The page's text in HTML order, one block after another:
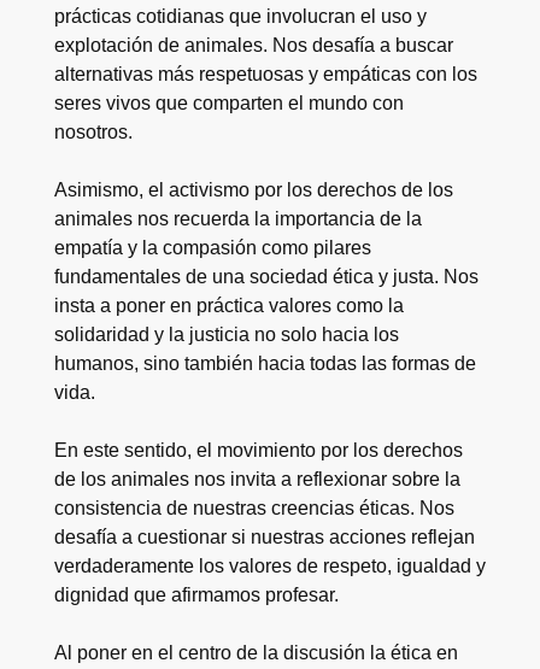
prácticas cotidianas que involucran el uso y
explotación de animales. Nos desafía a buscar
alternativas más respetuosas y empáticas con los
seres vivos que comparten el mundo con
nosotros.
Asimismo, el activismo por los derechos de los
animales nos recuerda la importancia de la
empatía y la compasión como pilares
fundamentales de una sociedad ética y justa. Nos
insta a poner en práctica valores como la
solidaridad y la justicia no solo hacia los
humanos, sino también hacia todas las formas de
vida.
En este sentido, el movimiento por los derechos
de los animales nos invita a reflexionar sobre la
consistencia de nuestras creencias éticas. Nos
desafía a cuestionar si nuestras acciones reflejan
verdaderamente los valores de respeto, igualdad y
dignidad que afirmamos profesar.
Al poner en el centro de la discusión la ética en